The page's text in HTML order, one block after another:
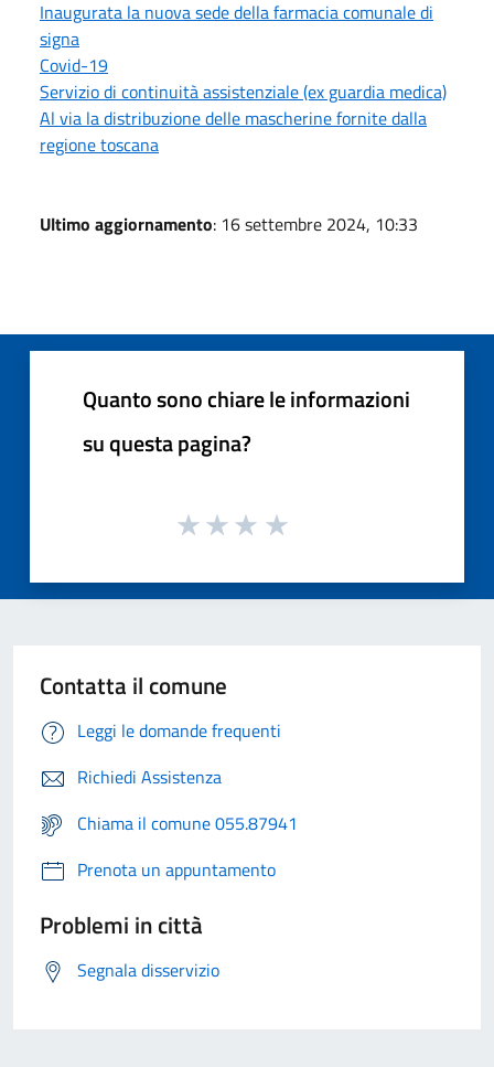
Inaugurata la nuova sede della farmacia comunale di
signa
Covid-19
Servizio di continuità assistenziale (ex guardia medica)
Al via la distribuzione delle mascherine fornite dalla
regione toscana
Ultimo aggiornamento: 16 settembre 2024, 10:33
Quanto sono chiare le informazioni
su questa pagina?
Contatta il comune
Leggi le domande frequenti
Richiedi Assistenza
Chiama il comune 055.87941
Prenota un appuntamento
Problemi in città
Segnala disservizio